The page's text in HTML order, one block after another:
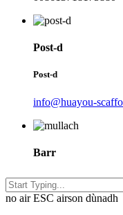
Post-d
Post-d
info@huayou-
Barr
no air ESC airson dùnadh